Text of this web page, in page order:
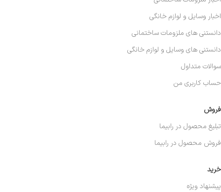
خرید
پیشنهاد ویژه
فروش
تبلیغ محصول در رابیما
فروش محصول در رابیما
اخبار وسایل و لوازم خانگی
دانستنی های ملزومات ساختمانی
دانستنی های وسایل و لوازم خانگی
سوالات متداول
حساب کاربری من